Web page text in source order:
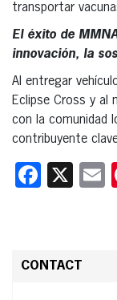
transportar
El éxito de
innovación, la
Al entregar
Eclipse Cross y
con la comunidad
contribuyente
X
CONTACT